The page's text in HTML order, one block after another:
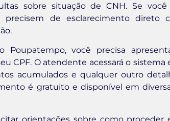
sobre situação de CNH. Se
precisem de esclarecimento direto
Poupatempo, você precisa
CPF. O atendente acessará o sistema
acumulados e qualquer outro
é gratuito e disponível em
orientações sobre como proceder